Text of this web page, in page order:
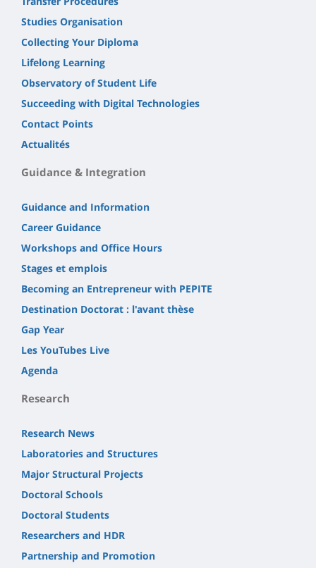
Studies Organisation
Collecting Your Diploma
Lifelong Learning
Observatory of Student Life
Succeeding with Digital Technologies
Contact Points
Actualités
Guidance & Integration
Guidance and Information
Career Guidance
Workshops and Office Hours
Stages et emplois
Becoming an Entrepreneur with PEPITE
Destination Doctorat : l'avant thèse
Gap Year
Les YouTubes Live
Agenda
Research
Research News
Laboratories and Structures
Major Structural Projects
Doctoral Schools
Doctoral Students
Researchers and HDR
Partnership and Promotion